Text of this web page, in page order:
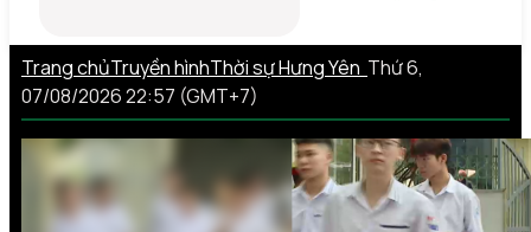
Trang chủTruyền hìnhThời sự Hưng Yên Thứ 6,
07/08/2026 22:57 (GMT+7)